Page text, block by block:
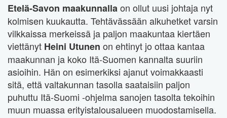
Etelä-Savon maakunnallaon ollut uusi johtaja nyt
kolmisen kuukautta. Tehtävässään alkuhetket varsin
vilkkaissa merkeissä ja paljon maakuntaa kiertäen
viettänyt Heini Utunen on ehtinyt jo ottaa kantaa
maakunnan ja koko Itä-Suomen kannalta suuriin
asioihin. Hän on esimerkiksi ajanut voimakkaasti
sitä, että valtakunnan tasolla saataisiin paljon
puhuttu Itä-Suomi -ohjelma sanojen tasolta tekoihin
muun muassa erityistalousalueen muodostamisella.